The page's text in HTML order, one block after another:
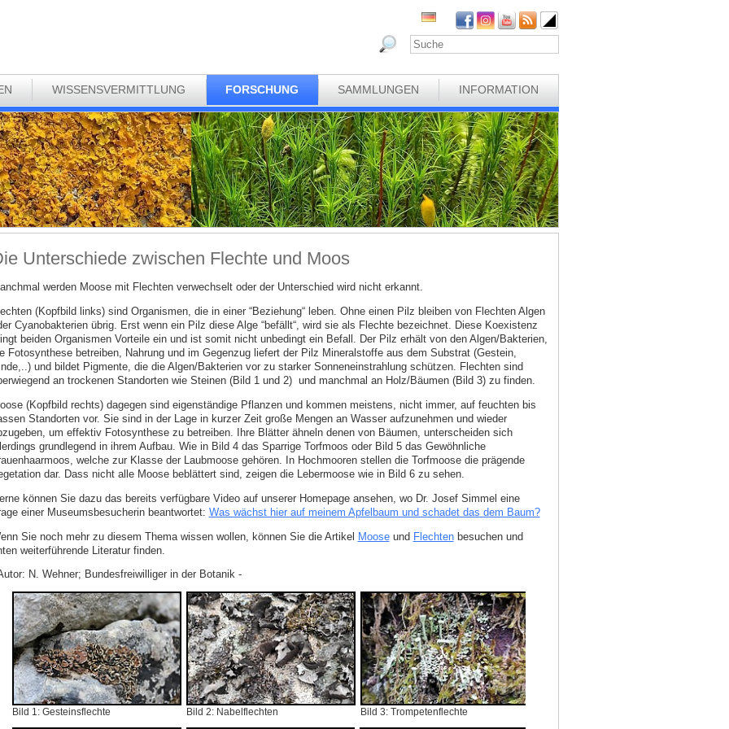
WISSENSVERMITTLUNG FORSCHUNG SAMMLUNGEN INFORMATION
Unterschiede zwischen Flechte und Moos
werden Moose mit Flechten verwechselt oder der Unterschied wird nicht erkannt.
(Kopfbild links) sind Organismen, die in einer “Beziehung“ leben. Ohne einen Pilz bleiben von Flechten Algen
Cyanobakterien übrig. Erst wenn ein Pilz diese Alge “befällt“, wird sie als Flechte bezeichnet. Diese Koexistenz
beiden Organismen Vorteile ein und ist somit nicht unbedingt ein Befall. Der Pilz erhält von den Algen/Bakterien,
Fotosynthese betreiben, Nahrung und im Gegenzug liefert der Pilz Mineralstoffe aus dem Substrat (Gestein,
und bildet Pigmente, die die Algen/Bakterien vor zu starker Sonneneinstrahlung schützen. Flechten sind
an trockenen Standorten wie Steinen (Bild 1 und 2) und manchmal an Holz/Bäumen (Bild 3) zu finden.
(Kopfbild rechts) dagegen sind eigenständige Pflanzen und kommen meistens, nicht immer, auf feuchten bis
Standorten vor. Sie sind in der Lage in kurzer Zeit große Mengen an Wasser aufzunehmen und wieder
um effektiv Fotosynthese zu betreiben. Ihre Blätter ähneln denen von Bäumen, unterscheiden sich
grundlegend in ihrem Aufbau. Wie in Bild 4 das Sparrige Torfmoos oder Bild 5 das Gewöhnliche
welche zur Klasse der Laubmoose gehören. In Hochmooren stellen die Torfmoose die prägende
dar. Dass nicht alle Moose beblättert sind, zeigen die Lebermoose wie in Bild 6 zu sehen.
können Sie dazu das bereits verfügbare Video auf unserer Homepage ansehen, wo Dr. Josef Simmel eine
einer Museumsbesucherin beantwortet: Was wächst hier auf meinem Apfelbaum und schadet das dem Baum?
Sie noch mehr zu diesem Thema wissen wollen, können Sie die Artikel Mooseund Flechtenbesuchen und
weiterführende Literatur finden.
N. Wehner; Bundesfreiwilliger in der Botanik -
Bild 1: Gesteinsflechte Bild 2: Nabelflechten Bild 3: Trompetenflechte